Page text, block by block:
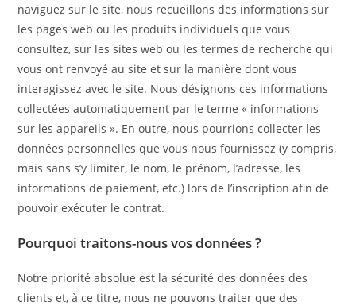
naviguez sur le site, nous recueillons des informations sur
les pages web ou les produits individuels que vous
consultez, sur les sites web ou les termes de recherche qui
vous ont renvoyé au site et sur la manière dont vous
interagissez avec le site. Nous désignons ces informations
collectées automatiquement par le terme « informations
sur les appareils ». En outre, nous pourrions collecter les
données personnelles que vous nous fournissez (y compris,
mais sans s’y limiter, le nom, le prénom, l’adresse, les
informations de paiement, etc.) lors de l’inscription afin de
pouvoir exécuter le contrat.
Pourquoi traitons-nous vos données ?
Notre priorité absolue est la sécurité des données des
clients et, à ce titre, nous ne pouvons traiter que des